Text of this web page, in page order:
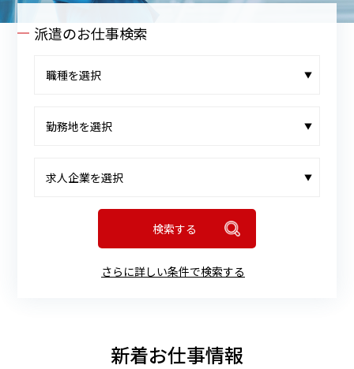
派遣のお仕事検索
▼
▼
▼
さらに詳しい条件で検索する
新着お仕事情報